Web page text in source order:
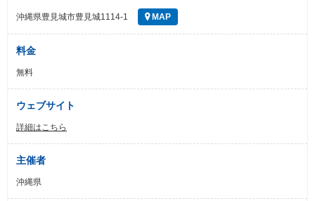
沖縄県豊見城市豊見城1114-1 MAP
料金
無料
ウェブサイト
詳細はこちら
主催者
沖縄県